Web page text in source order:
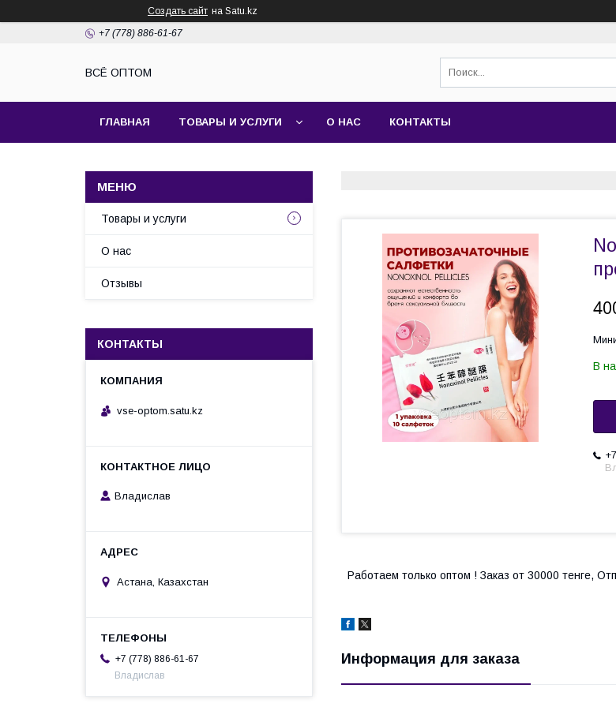
Создать сайт на Satu.kz
+7 (778) 886-61-67
ВСЁ ОПТОМ
ГЛАВНАЯ ТОВАРЫ И УСЛУГИ О НАС КОНТАКТЫ
В
Работаем только оптом ! Заказ от 30000 тенге,
Информация для заказа
Товары и услуги
О нас
Отзывы
КОНТАКТЫ
vse-optom.satu.kz
Владислав
Астана, Казахстан
+7 (778) 886-61-67
Владислав